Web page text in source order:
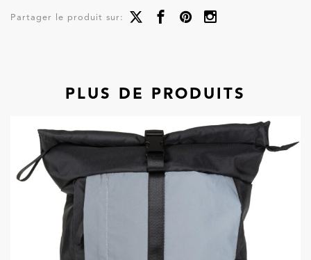
Partager le produit sur:
PLUS DE PRODUITS